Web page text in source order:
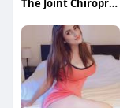
The Joint Chiropractic Estero